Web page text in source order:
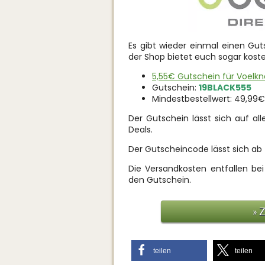
Es gibt wieder einmal einen
der Shop bietet euch sogar
5,55€ Gutschein für
Gutschein: 19BLACK555
Mindestbestellwert: 49,99€
Der Gutschein lässt sich auf
Deals.
Der Gutscheincode lässt sich
Die Versandkosten entfallen
den Gutschein.
»
teilen teilen